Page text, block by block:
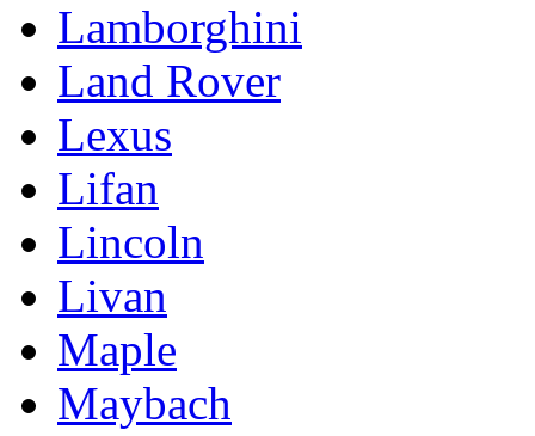
Lamborghini
Land Rover
Lexus
Lifan
Lincoln
Livan
Maple
Maybach